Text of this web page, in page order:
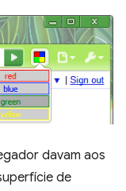
davam aos
de